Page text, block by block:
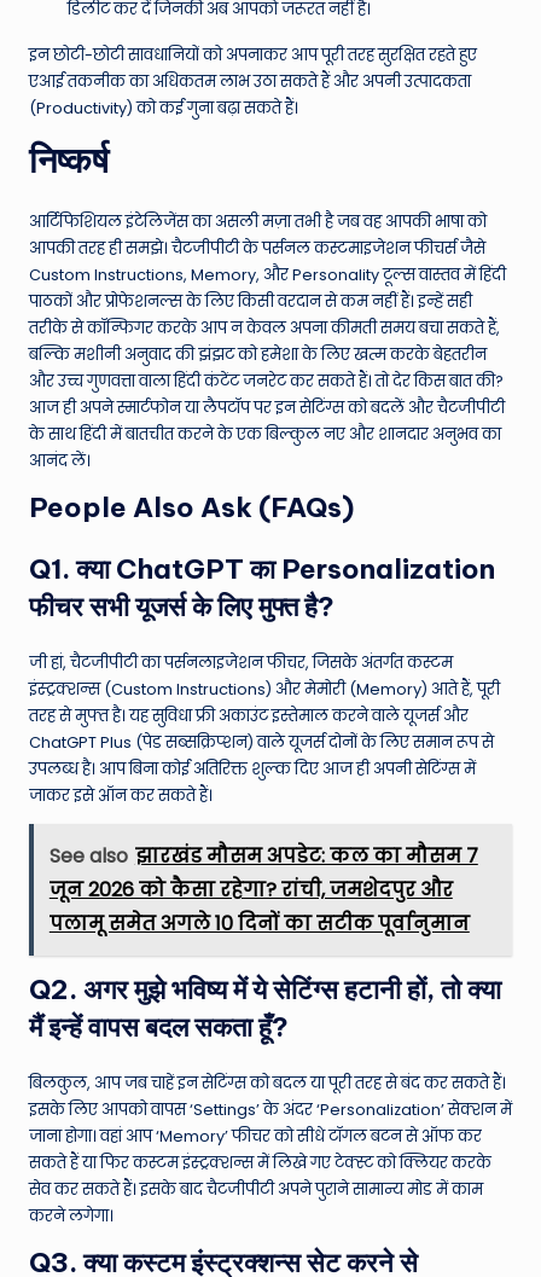
डिलीट कर दें जिनकी अब आपको जरूरत नहीं है।
इन छोटी-छोटी सावधानियों को अपनाकर आप पूरी तरह सुरक्षित रहते हुए
एआई तकनीक का अधिकतम लाभ उठा सकते हैं और अपनी उत्पादकता
(Productivity) को कई गुना बढ़ा सकते हैं।
निष्कर्ष
आर्टिफिशियल इंटेलिजेंस का असली मज़ा तभी है जब वह आपकी भाषा को
आपकी तरह ही समझे। चैटजीपीटी के पर्सनल कस्टमाइजेशन फीचर्स जैसे
Custom Instructions, Memory, और Personality टूल्स वास्तव में हिंदी
पाठकों और प्रोफेशनल्स के लिए किसी वरदान से कम नहीं हैं। इन्हें सही
तरीके से कॉन्फिगर करके आप न केवल अपना कीमती समय बचा सकते हैं,
बल्कि मशीनी अनुवाद की झंझट को हमेशा के लिए खत्म करके बेहतरीन
और उच्च गुणवत्ता वाला हिंदी कंटेंट जनरेट कर सकते हैं। तो देर किस बात की?
आज ही अपने स्मार्टफोन या लैपटॉप पर इन सेटिंग्स को बदलें और चैटजीपीटी
के साथ हिंदी में बातचीत करने के एक बिल्कुल नए और शानदार अनुभव का
आनंद लें।
People Also Ask (FAQs)
Q1. क्या ChatGPT का Personalization
फीचर सभी यूजर्स के लिए मुफ्त है?
जी हां, चैटजीपीटी का पर्सनलाइजेशन फीचर, जिसके अंतर्गत कस्टम
इंस्ट्रक्शन्स (Custom Instructions) और मेमोरी (Memory) आते हैं, पूरी
तरह से मुफ्त है। यह सुविधा फ्री अकाउंट इस्तेमाल करने वाले यूजर्स और
ChatGPT Plus (पेड सब्सक्रिप्शन) वाले यूजर्स दोनों के लिए समान रूप से
उपलब्ध है। आप बिना कोई अतिरिक्त शुल्क दिए आज ही अपनी सेटिंग्स में
जाकर इसे ऑन कर सकते हैं।
See also झारखंड मौसम अपडेट: कल का मौसम 7
जून 2026 को कैसा रहेगा? रांची, जमशेदपुर और
पलामू समेत अगले 10 दिनों का सटीक पूर्वानुमान
Q2. अगर मुझे भविष्य में ये सेटिंग्स हटानी हों, तो क्या
मैं इन्हें वापस बदल सकता हूँ?
बिलकुल, आप जब चाहें इन सेटिंग्स को बदल या पूरी तरह से बंद कर सकते हैं।
इसके लिए आपको वापस ‘Settings’ के अंदर ‘Personalization’ सेक्शन में
जाना होगा। वहां आप ‘Memory’ फीचर को सीधे टॉगल बटन से ऑफ कर
सकते हैं या फिर कस्टम इंस्ट्रक्शन्स में लिखे गए टेक्स्ट को क्लियर करके
सेव कर सकते हैं। इसके बाद चैटजीपीटी अपने पुराने सामान्य मोड में काम
करने लगेगा।
Q3. क्या कस्टम इंस्ट्रक्शन्स सेट करने से